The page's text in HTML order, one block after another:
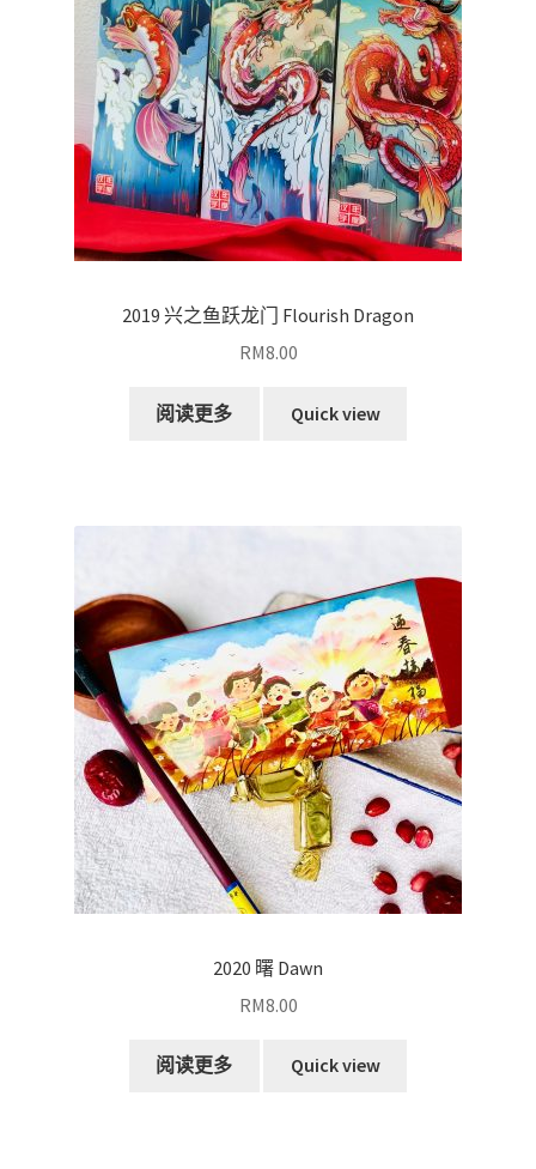
2019 兴之鱼跃龙门 Flourish Dragon
RM8.00
阅读更多 Quick view
2020 曙 Dawn
RM8.00
阅读更多 Quick view